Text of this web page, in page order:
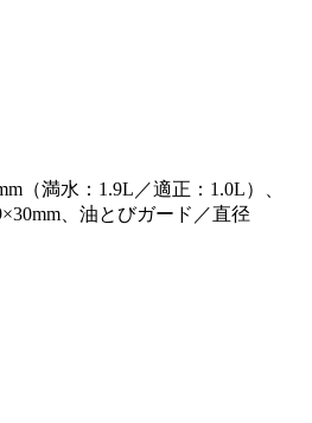
（満水：1.9L／適正：1.0L）、
、油とびガード／直径